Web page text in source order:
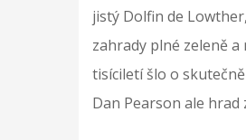
jistý Dolfin de
zahrady plné zeleně
tisíciletí šlo o
Dan Pearson ale hrad